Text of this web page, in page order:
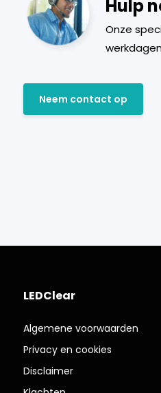
Hulp
Onze
Neem contact op
LEDClear
Algemene voorwaarden
Privacy en cookies
Disclaimer